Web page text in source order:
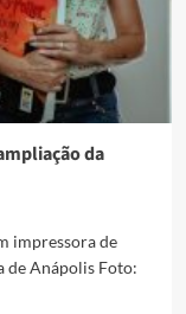
da
impressora de
de Anápolis Foto: